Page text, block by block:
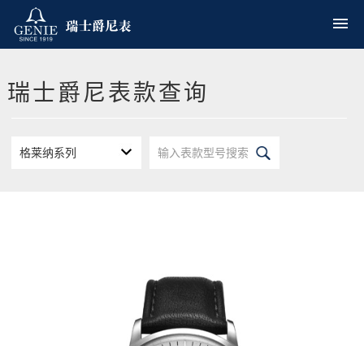
瑞士爵尼表款查询
格莱纳系列